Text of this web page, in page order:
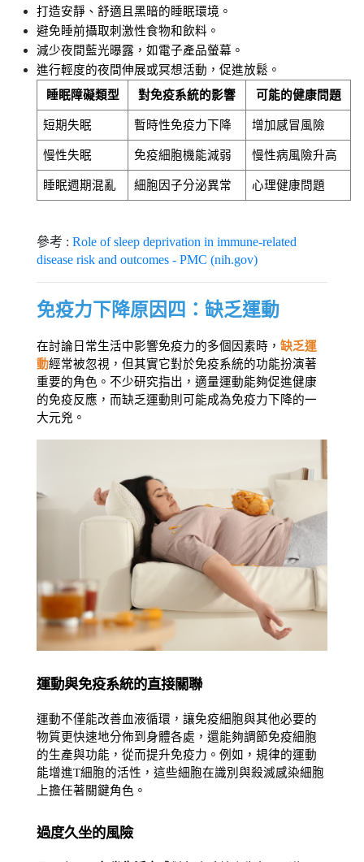
打造安靜、舒適且黑暗的睡眠環境。
避免睡前攝取刺激性食物和飲料。
減少夜間藍光曝露，如電子產品螢幕。
進行輕度的夜間伸展或冥想活動，促進放鬆。
睡眠障礙類型
對免疫系統的影響 可能的健康問題
短期失眠 暫時性免疫力下降 增加感冒風險
慢性失眠 免疫細胞機能減弱 慢性病風險升高
睡眠週期混亂 細胞因子分泌異常 心理健康問題
參考 : Role of sleep deprivation in immune-related
disease risk and outcomes - PMC (nih.gov)
免疫力下降原因四：缺乏運動
在討論日常生活中影響免疫力的多個因素時， 缺乏運
動經常被忽視，但其實它對於免疫系統的功能扮演著
重要的角色。不少研究指出，適量運動能夠促進健康
的免疫反應，而缺乏運動則可能成為免疫力下降的一
大元兇。
運動與免疫系統的直接關聯
運動不僅能改善血液循環，讓免疫細胞與其他必要的
物質更快速地分佈到身體各處，還能夠調節免疫細胞
的生產與功能，從而提升免疫力。例如，規律的運動
能增進T細胞的活性，這些細胞在識別與殺滅感染細胞
上擔任著關鍵角色。
過度久坐的風險